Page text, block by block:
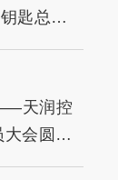
匙总经
天润控
会圆满